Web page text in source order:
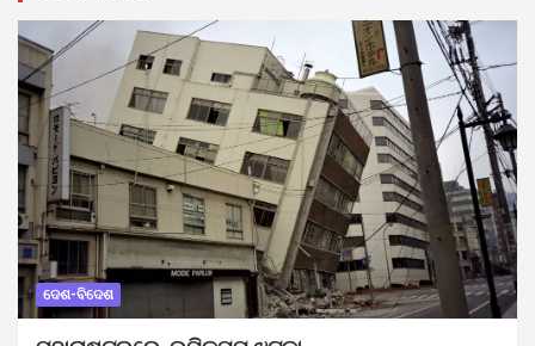
ଦେଶ-ବିଦେଶ